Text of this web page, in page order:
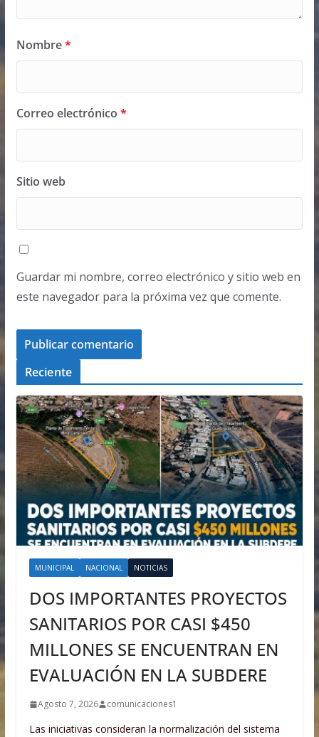
Nombre*
Correo electrónico *
Sitio web
Guardar mi nombre, correo electrónico y sitio web en
este navegador para la próxima vez que comente.
Reciente
MUNICIPAL NACIONAL NOTICIAS
DOS IMPORTANTES PROYECTOS
SANITARIOS POR CASI $450
MILLONES SE ENCUENTRAN EN
EVALUACIÓN EN LA SUBDERE
Agosto 7, 2026 comunicaciones1
Las iniciativas consideran la normalización del sistema